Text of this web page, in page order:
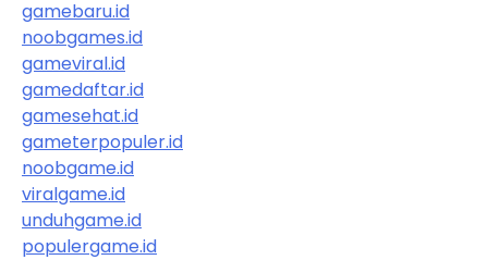
gamebaru.id
noobgames.id
gameviral.id
gamedaftar.id
gamesehat.id
gameterpopuler.id
noobgame.id
viralgame.id
unduhgame.id
populergame.id